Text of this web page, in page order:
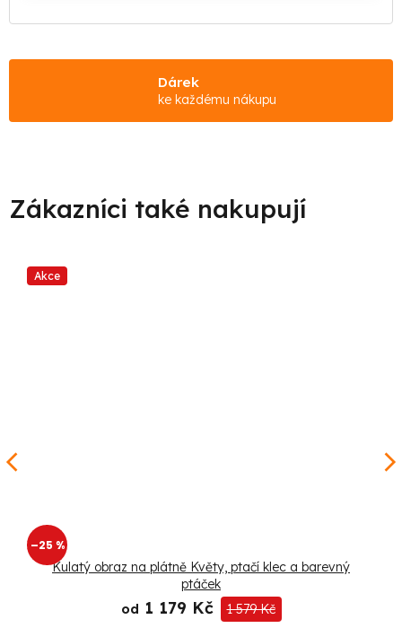
Dárek
ke každému nákupu
Akce
–25 %
Kulatý obraz na plátně Květy, ptačí klec a barevný
ptáček
od 1 179 Kč 1 579 Kč